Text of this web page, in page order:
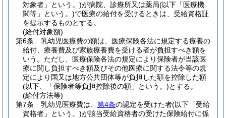
対象者」という。)が病院、診療所又は薬局(以下「医療機
関等」という。)で医療の給付を受けるときは、受給資格証
を提示するものとする。
(給付対象額)
第6条
乳幼児医療費の額は、医療保険各法に規定する療養の
給付、療養費及び家族療養費を受ける者が負担すべき額を
いう。 ただし、医療保険各法の規定により保険者が当該医
療に関し負担すべき額及びその他医療に関する法令等の規
定により国又は地方公共団体等が負担した額を控除した額
(以下、「保険者等負担控除後の額」という。)とする。
(給付方法等)
第7条
乳幼児医療費は、 第4条の認定を受けた者(以下「受給
資格者」という。)が該当受給資格者の受けた保険給付に係